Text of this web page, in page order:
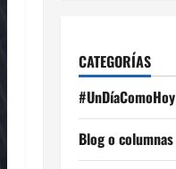
CATEGORÍAS
#UnDíaComoHoy
Blog o columnas